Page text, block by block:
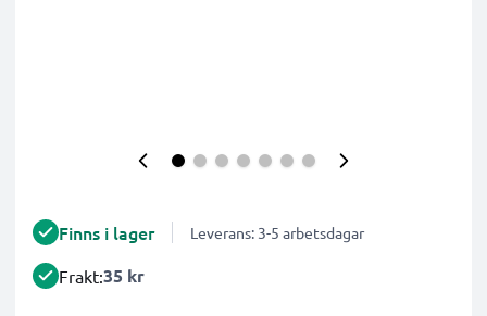
Finns i lager Leverans: 3-5 arbetsdagar
Frakt:35 kr